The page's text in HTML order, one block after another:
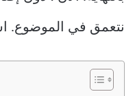
نتعمق في الموضوع.